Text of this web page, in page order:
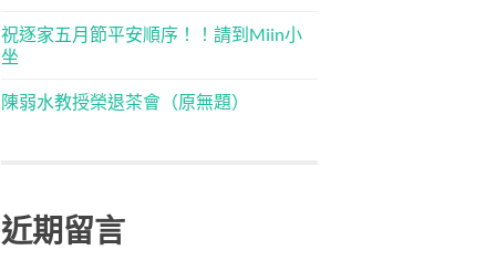
祝逐家五月節平安順序！！請到Miin小
坐
陳弱水教授榮退茶會（原無題）
近期留言